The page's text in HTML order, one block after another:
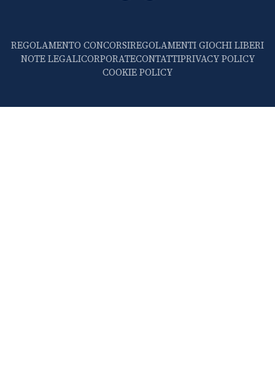
REGOLAMENTO CONCORSIREGOLAMENTI GIOCHI LIBERI
NOTE LEGALICORPORATECONTATTIPRIVACY POLICY
COOKIE POLICY